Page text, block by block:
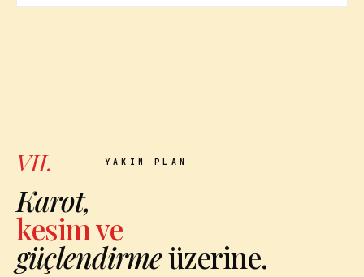
VII. YAKIN PLAN
Karot,
kesim ve
güçlendirmeüzerine.